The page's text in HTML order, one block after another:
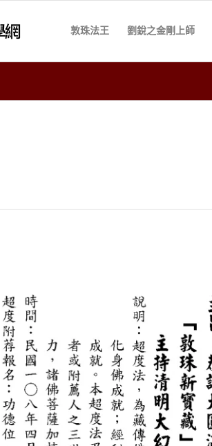
敦珠法王 劉銳之金剛上師